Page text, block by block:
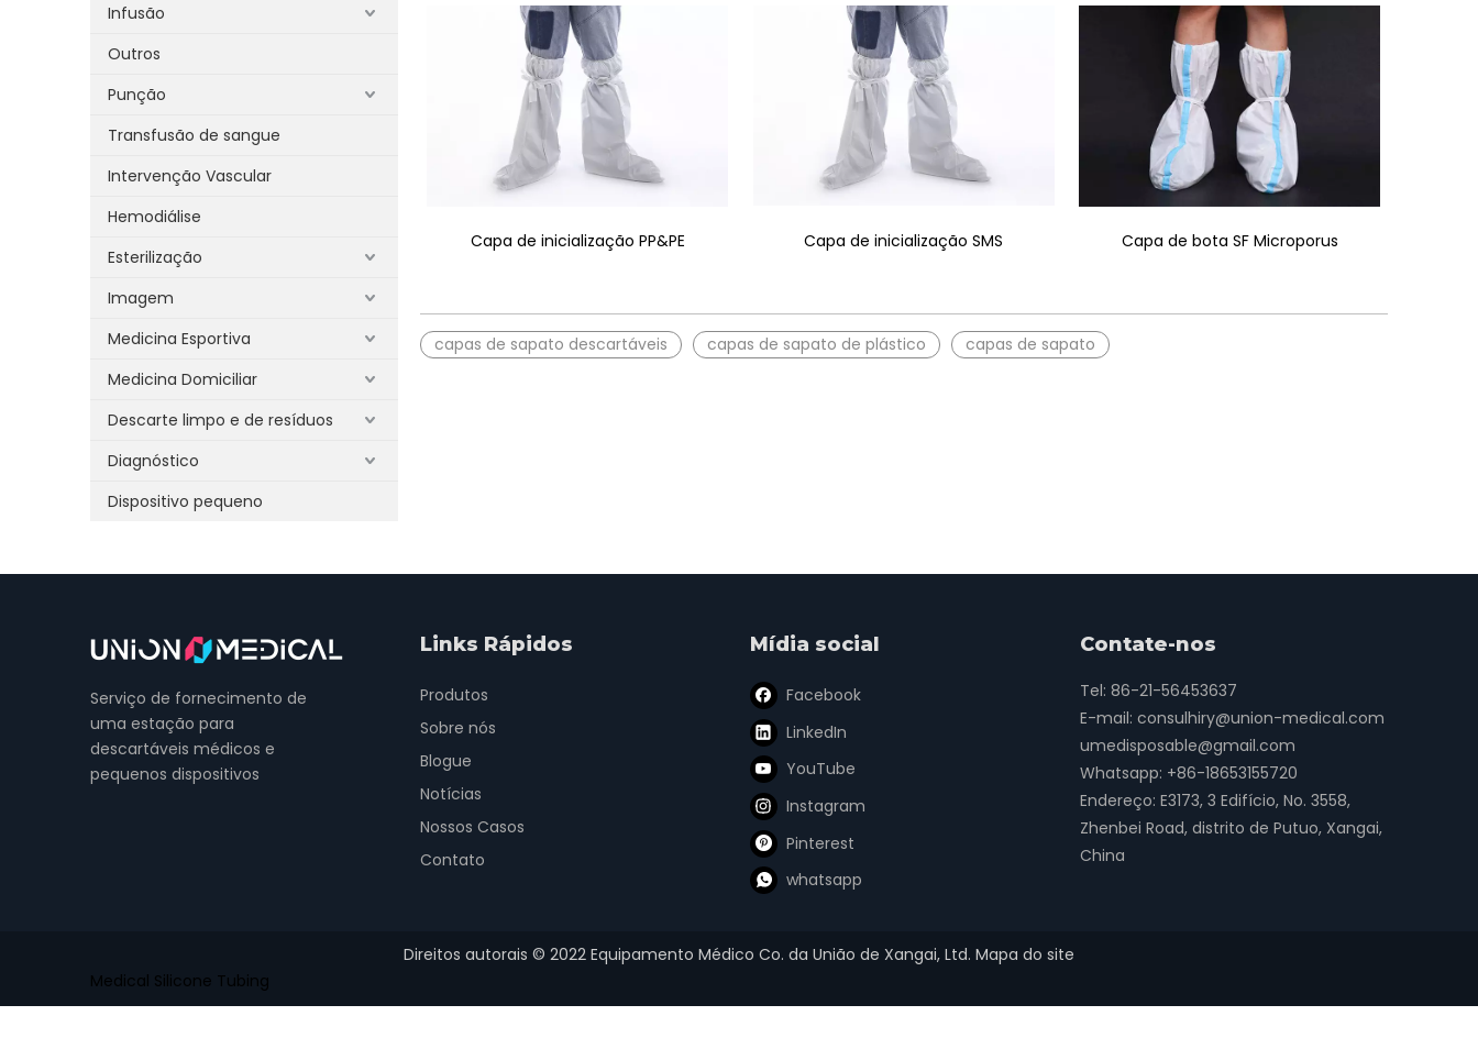
Infusão
Outros
Punção
Transfusão de sangue
Intervenção Vascular
Hemodiálise
Esterilização
Imagem
Medicina Esportiva
Medicina Domiciliar
Descarte limpo e de resíduos
Diagnóstico
Dispositivo pequeno
Capa de inicialização PP&PE Capa de inicialização SMS Capa de bota SF Microporus
capas de sapato descartáveis capas de sapato de plástico capas de sapato
Serviço de fornecimento de
uma estação para
descartáveis ​​médicos e
pequenos dispositivos
Links Rápidos
Produtos
Sobre nós
Blogue
Notícias
Nossos Casos
Contato
Mídia social
Facebook
LinkedIn
YouTube
Instagram
Pinterest
whatsapp
Contate-nos
Tel: 86-21-56453637
E-mail: consulhiry@union-medical.com
umedisposable@gmail.com
Whatsapp: +86-18653155720
Endereço: E3173, 3 Edifício, No. 3558,
Zhenbei Road, distrito de Putuo, Xangai,
China
Direitos autorais © 2022 Equipamento Médico Co. da União de Xangai, Ltd. Mapa do site
Medical Silicone Tubing